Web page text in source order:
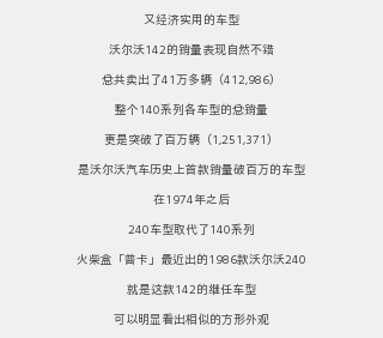
又经济实用的车型
沃尔沃142的销量表现自然不错
总共卖出了41万多辆（412,986）
整个140系列各车型的总销量
更是突破了百万辆（1,251,371）
是沃尔沃汽车历史上首款销量破百万的车型
在1974年之后
240车型取代了140系列
火柴盒「普卡」最近出的1986款沃尔沃240
就是这款142的继任车型
可以明显看出相似的方形外观